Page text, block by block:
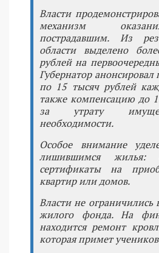
Власти
механизм
пострадавшим. Из
области выделено
рублей на
Губернатор
по 15 тысяч рублей
также компенсацию до
за утрату
необходимости.
Особое внимание
лишившимся жилья:
сертификаты на
квартир или домов.
Власти не ограничились
жилого фонда. На
находится ремонт
которая примет